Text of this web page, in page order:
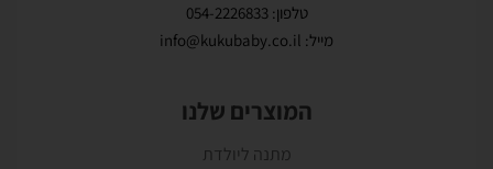
טלפון: 054-2226833
מייל: info@kukubaby.co.il
המוצרים שלנו
מתנה ליולדת